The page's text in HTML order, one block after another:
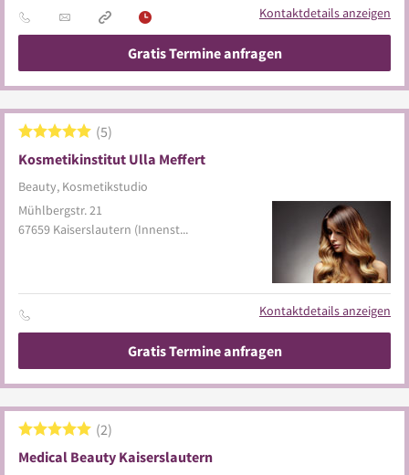
Kontaktdetails anzeigen
Gratis Termine anfragen
Kosmetikinstitut Ulla Meffert
Beauty, Kosmetikstudio
5
Mühlbergstr. 21
67659 Kaiserslautern (Innenstadt)
Kontaktdetails anzeigen
Gratis Termine anfragen
Medical Beauty Kaiserslautern
2